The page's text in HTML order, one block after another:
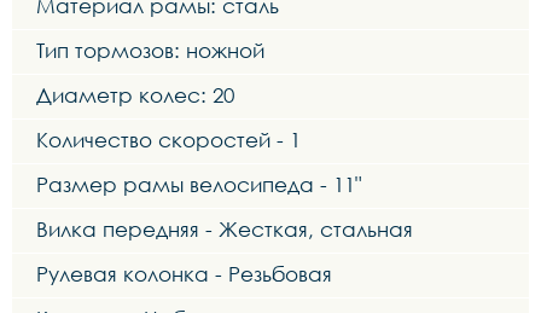
Материал рамы: сталь
Тип тормозов: ножной
Диаметр колес: 20
Количество скоростей - 1
Размер рамы велосипеда - 11"
Вилка передняя - Жесткая, стальная
Рулевая колонка - Резьбовая